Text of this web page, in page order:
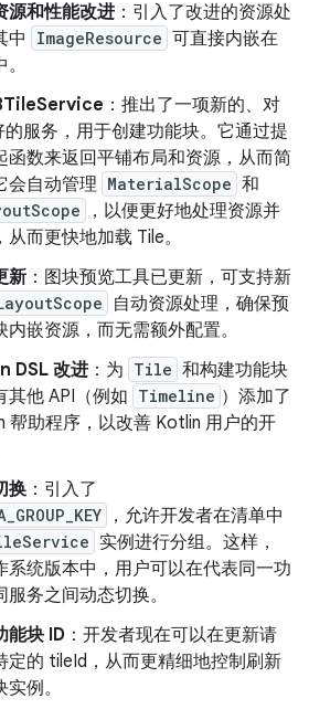
源和性能改进 ：引入了改进的资源处
中
ImageResource 可直接内嵌在
：推出了一项新的、对
的服务，用于创建功能块。它通过提
函数来返回平铺布局和资源，从而简
会自动管理 MaterialScope 和
，以便更好地处理资源并
而更快地加载 Tile。
新 ：图块预览工具已更新，可支持新
自动资源处理，确保预
内嵌资源，而无需额外配置。
DSL 改进 ：为 Tile 和构建功能块
其他 API（例如 Timeline ）添加了
帮助程序，以改善 Kotlin 用户的开
换 ：引入了
，允许开发者在清单中
实例进行分组。这样，
系统版本中，用户可以在代表同一功
务之间动态切换。
能块 ID ：开发者现在可以在更新请
定的 tileId，从而更精细地控制刷新
例。